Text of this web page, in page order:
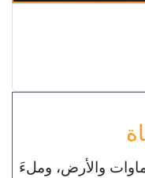
والأرض، وملءَ